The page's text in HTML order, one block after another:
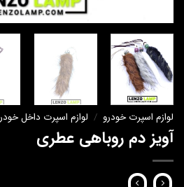
لوازم اسپرت خودرو / لوازم اسپرت داخل
آویز دم روباهی عطری